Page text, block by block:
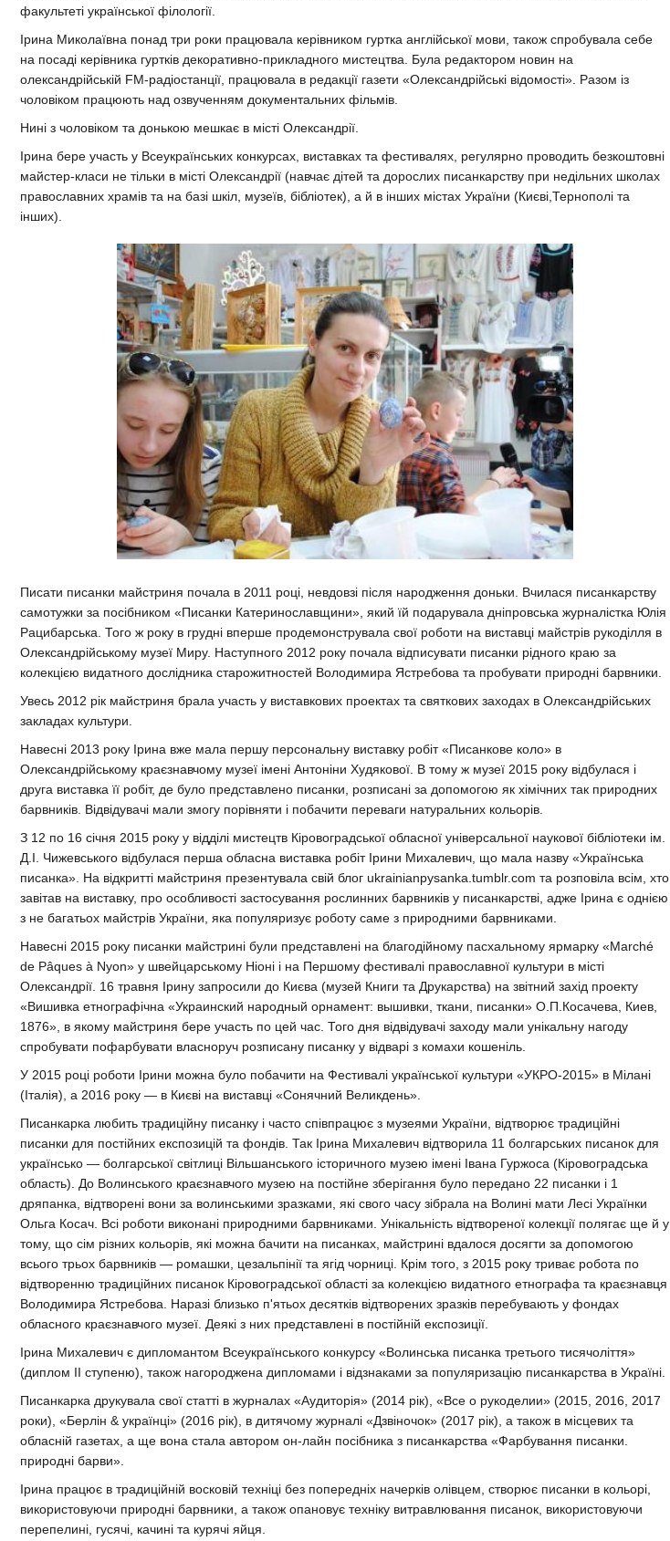
факультеті української філології.
Ірина Миколаївна понад три роки працювала керівником гуртка англійської мови, також спробувала себе
на посаді керівника гуртків декоративно-прикладного мистецтва. Була редактором новин на
олександрійській FМ-радіостанції, працювала в редакції газети «Олександрійські відомості». Разом із
чоловіком працюють над озвученням документальних фільмів.
Нині з чоловіком та донькою мешкає в місті Олександрії.
Ірина бере участь у Всеукраїнських конкурсах, виставках та фестивалях, регулярно проводить безкоштовні
майстер-класи не тільки в місті Олександрії (навчає дітей та дорослих писанкарству при недільних школах
православних храмів та на базі шкіл, музеїв, бібліотек), а й в інших містах України (Києві,Тернополі та
інших).
Писати писанки майстриня почала в 2011 році, невдовзі після народження доньки. Вчилася писанкарству
самотужки за посібником «Писанки Катеринославщини», який їй подарувала дніпровська журналістка Юлія
Рацибарська. Того ж року в грудні вперше продемонструвала свої роботи на виставці майстрів рукоділля в
Олександрійському музеї Миру. Наступного 2012 року почала відписувати писанки рідного краю за
колекцією видатного дослідника старожитностей Володимира Ястребова та пробувати природні барвники.
Увесь 2012 рік майстриня брала участь у виставкових проектах та святкових заходах в Олександрійських
закладах культури.
Навесні 2013 року Ірина вже мала першу персональну виставку робіт «Писанкове коло» в
Олександрійському краєзнавчому музеї імені Антоніни Худякової. В тому ж музеї 2015 року відбулася і
друга виставка її робіт, де було представлено писанки, розписані за допомогою як хімічних так природних
барвників. Відвідувачі мали змогу порівняти і побачити переваги натуральних кольорів.
З 12 по 16 січня 2015 року у відділі мистецтв Кіровоградської обласної універсальної наукової бібліотеки ім.
Д.І. Чижевського відбулася перша обласна виставка робіт Ірини Михалевич, що мала назву «Українська
писанка». На відкритті майстриня презентувала свій блог ukrainianpysanka.tumblr.com та розповіла всім, хто
завітав на виставку, про особливості застосування рослинних барвників у писанкарстві, адже Ірина є однією
з не багатьох майстрів України, яка популяризує роботу саме з природними барвниками.
Навесні 2015 року писанки майстрині були представлені на благодійному пасхальному ярмарку «Marché
de Pâques à Nyon» у швейцарському Ніоні і на Першому фестивалі православної культури в місті
Олександрії. 16 травня Ірину запросили до Києва (музей Книги та Друкарства) на звітний захід проекту
«Вишивка етнографічна «Украинский народный орнамент: вышивки, ткани, писанки» О.П.Косачева, Киев,
1876», в якому майстриня бере участь по цей час. Того дня відвідувачі заходу мали унікальну нагоду
спробувати пофарбувати власноруч розписану писанку у відварі з комахи кошеніль.
У 2015 році роботи Ірини можна було побачити на Фестивалі української культури «УКРО-2015» в Мілані
(Італія), а 2016 року — в Києві на виставці «Сонячний Великдень».
Писанкарка любить традиційну писанку і часто співпрацює з музеями України, відтворює традиційні
писанки для постійних експозицій та фондів. Так Ірина Михалевич відтворила 11 болгарських писанок для
українcько — болгарської світлиці Вільшанського історичного музею імені Івана Гуржоса (Кіровоградська
область). До Волинського краєзнавчого музею на постійне зберігання було передано 22 писанки і 1
дряпанка, відтворені вони за волинськими зразками, які свого часу зібрала на Волині мати Лесі Українки
Ольга Косач. Всі роботи виконані природними барвниками. Унікальність відтвореної колекції полягає ще й у
тому, що сім різних кольорів, які можна бачити на писанках, майстрині вдалося досягти за допомогою
всього трьох барвників — ромашки, цезальпінії та ягід чорниці. Крім того, з 2015 року триває робота по
відтворенню традиційних писанок Кіровоградської області за колекцією видатного етнографа та краєзнавця
Володимира Ястребова. Наразі близько п'ятьох десятків відтворених зразків перебувають у фондах
обласного краєзнавчого музеї. Деякі з них представлені в постійній експозиції.
Ірина Михалевич є дипломантом Всеукраїнського конкурсу «Волинська писанка третього тисячоліття»
(диплом II ступеню), також нагороджена дипломами і відзнаками за популяризацію писанкарства в Україні.
Писанкарка друкувала свої статті в журналах «Аудиторія» (2014 рік), «Все о рукоделии» (2015, 2016, 2017
роки), «Берлін & українці» (2016 рік), в дитячому журналі «Дзвіночок» (2017 рік), а також в місцевих та
обласній газетах, а ще вона стала автором он-лайн посібника з писанкарства «Фарбування писанки.
природні барви».
Ірина працює в традиційній восковій техніці без попередніх начерків олівцем, створює писанки в кольорі,
використовуючи природні барвники, а також опановує техніку витравлювання писанок, використовуючи
перепелині, гусячі, качині та курячі яйця.